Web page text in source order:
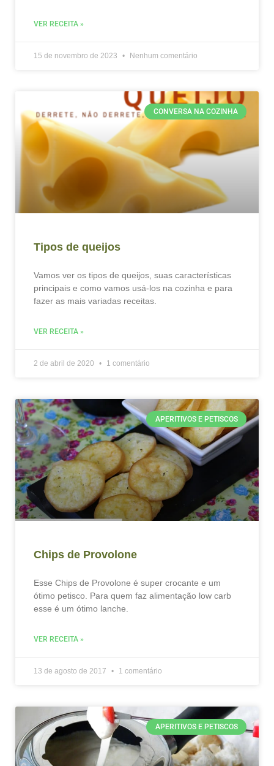
VER RECEITA »
15 de novembro de 2023 Nenhum comentário
CONVERSA NA COZINHA
Tipos de queijos
Vamos ver os tipos de queijos, suas características
principais e como vamos usá-los na cozinha e para
fazer as mais variadas receitas.
VER RECEITA »
2 de abril de 2020 1 comentário
APERITIVOS E PETISCOS
Chips de Provolone
Esse Chips de Provolone é super crocante e um
ótimo petisco. Para quem faz alimentação low carb
esse é um ótimo lanche.
VER RECEITA »
13 de agosto de 2017 1 comentário
APERITIVOS E PETISCOS